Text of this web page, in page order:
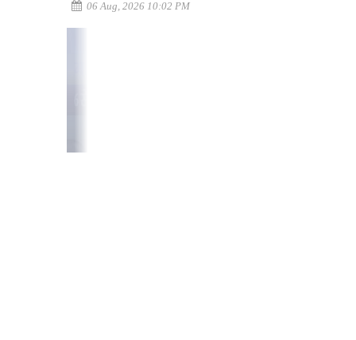
06 Aug, 2026 10:02 PM